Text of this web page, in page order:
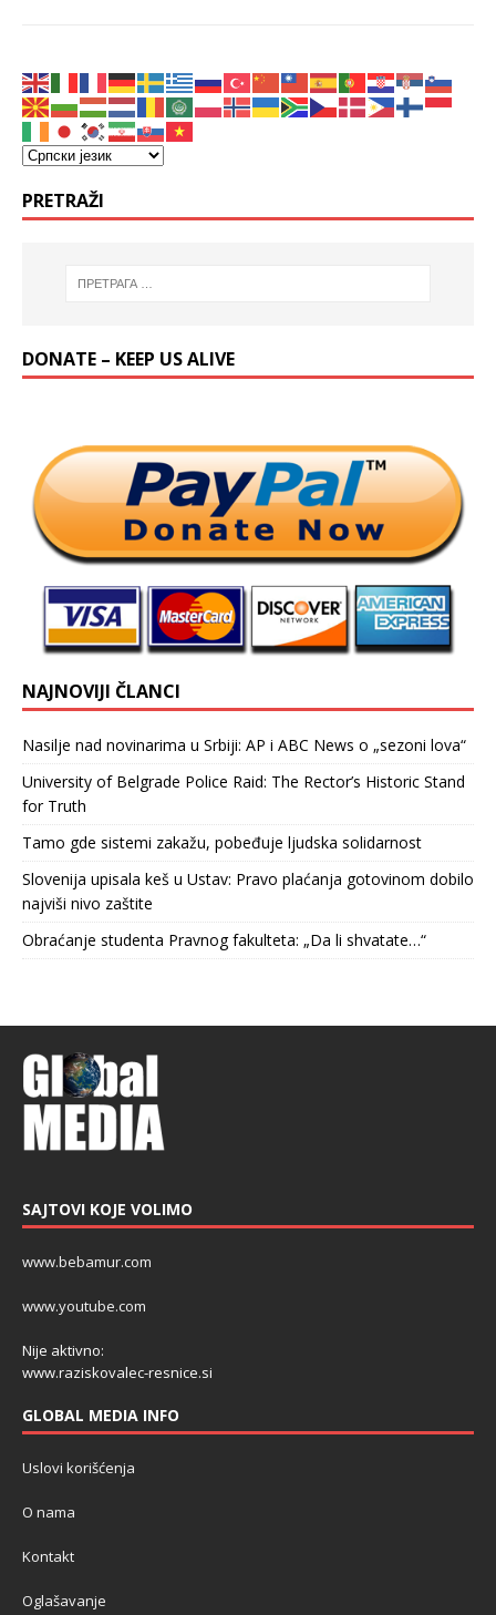
PRETRAŽI
DONATE – KEEP US ALIVE
NAJNOVIJI ČLANCI
Nasilje nad novinarima u Srbiji: AP i ABC News o „sezoni lova“
University of Belgrade Police Raid: The Rector’s Historic Stand
for Truth
Tamo gde sistemi zakažu, pobeđuje ljudska solidarnost
Slovenija upisala keš u Ustav: Pravo plaćanja gotovinom dobilo
najviši nivo zaštite
Obraćanje studenta Pravnog fakulteta: „Da li shvatate…“
SAJTOVI KOJE VOLIMO
www.bebamur.com
www.youtube.com
Nije aktivno:
www.raziskovalec-resnice.si
GLOBAL MEDIA INFO
Uslovi korišćenja
O nama
Kontakt
Oglašavanje